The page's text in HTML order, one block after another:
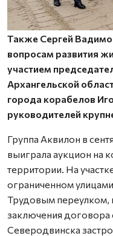
Также Сергей
вопросам развития
участием
Архангельской
города корабелов
руководителей
Группа Аквилон в
выиграла аукцион на
территории. На
ограниченном
Трудовым переулком,
заключения договора
Северодвинска